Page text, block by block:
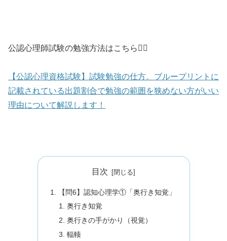
公認心理師試験の勉強方法はこちら💁‍♀️
【公認心理資格試験】試験勉強の仕方。ブループリントに
記載されている出題割合で勉強の範囲を狭めない方がいい
理由について解説します！
目次
【問6】認知心理学①「奥行き知覚」
奥行き知覚
奥行きの手がかり（視覚）
輻輳